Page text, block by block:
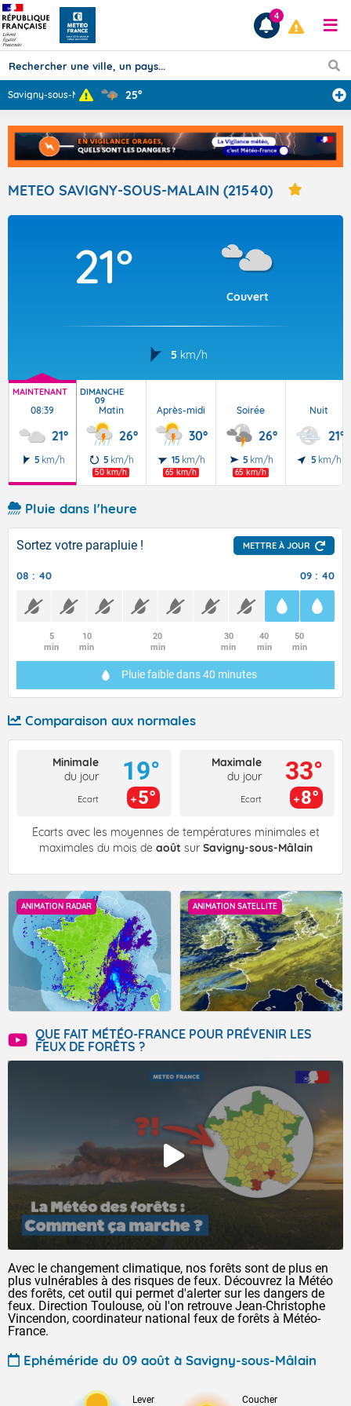
Prévisions
TOUS LES RÉSULTATS
Articles
4
Savigny-sous-Mâ... 25°
METEO SAVIGNY-SOUS-MALAIN (21540)
21°
Couvert
5 km/h
MAINTENANT
08:39
21°
5 km/h
DIMANCHE
09
Matin
26°
5 km/h
50 km/h
Après-midi
30°
15 km/h
65 km/h
Soirée
26°
5 km/h
65 km/h
Nuit
21°
5 km/h
Pluie dans l'heure
Sortez votre parapluie ! METTRE À JOUR
08 : 40 09 : 40
5
min
10
min
20
min
30
min
40
min
50
min
Pluie faibledans 40 minutes
Comparaison aux normales
Minimale
du jour
Ecart
19°
5°
Maximale
du jour
Ecart
33°
8°
Écarts avec les moyennes de températures minimales et
maximales du mois de août sur Savigny-sous-Mâlain
ANIMATION RADAR ANIMATION SATELLITE
QUE FAIT MÉTÉO-FRANCE POUR PRÉVENIR LES
FEUX DE FORÊTS ?
Avec le changement climatique, nos forêts sont de plus en
plus vulnérables à des risques de feux. Découvrez la Météo
des forêts, cet outil qui permet d'alerter sur les dangers de
feux. Direction Toulouse, où l'on retrouve Jean-Christophe
Vincendon, coordinateur national feux de forêts à Météo-
France.
Ephéméride du 09 août à Savigny-sous-Mâlain
Lever Coucher